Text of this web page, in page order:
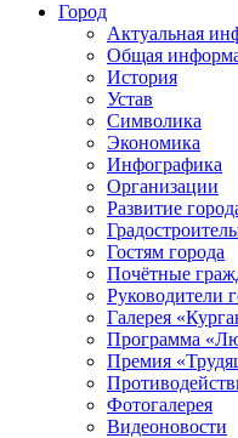
Город
Актуальная
Общая
История
Устав
Символика
Экономика
Инфографика
Организации
Развитие
Гостям города
Почётные
Руководители
Галерея
Программа
Премия
Фотогалерея
Видеоновости